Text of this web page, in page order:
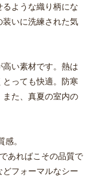
ような織り柄にな
装いに洗練された気
い素材です。熱は
っても快適。防寒
た、真夏の室内の
。
あればこその品質で
フォーマルなシー